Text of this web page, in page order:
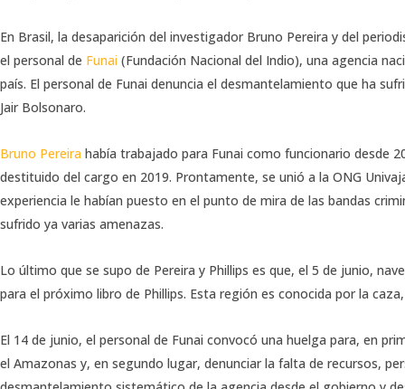
En Brasil, la desaparición del investigador Bruno Pereira y del
el personal de Funai (Fundación Nacional del Indio), una agencia
país. El personal de Funai denuncia el desmantelamiento que ha
Jair Bolsonaro.
Bruno Pereira había trabajado para Funai como funcionario desde
destituido del cargo en 2019. Prontamente, se unió a la ONG
experiencia le habían puesto en el punto de mira de las bandas
sufrido ya varias amenazas.
Lo último que se supo de Pereira y Phillips es que, el 5 de junio,
para el próximo libro de Phillips. Esta región es conocida por la
El 14 de junio, el personal de Funai convocó una huelga para, en
el Amazonas y, en segundo lugar, denunciar la falta de recursos,